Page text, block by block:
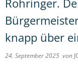
Rohringer.
knapp über
24. September 2025 von